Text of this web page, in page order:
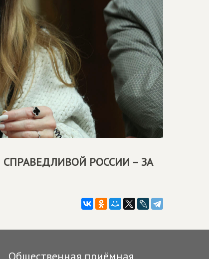
СПРАВЕДЛИВОЙ РОССИИ – ЗА
Общественная приёмная